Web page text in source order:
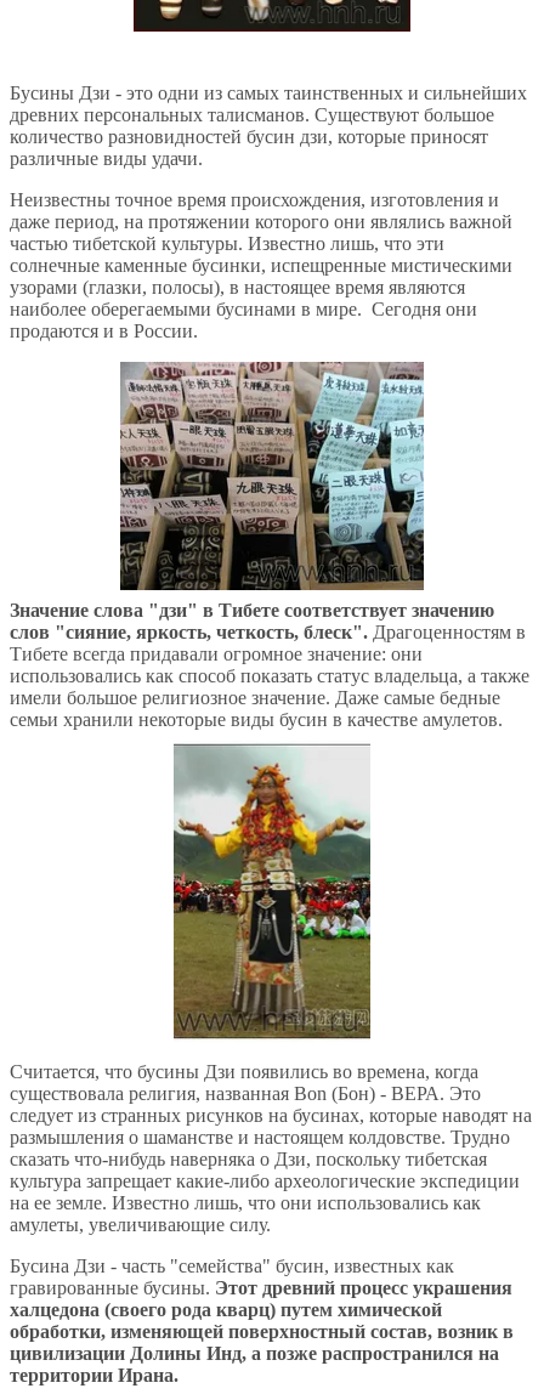
Бусины Дзи - это одни из самых таинственных и сильнейших
древних персональных талисманов. Существуют большое
количество разновидностей бусин дзи, которые приносят
различные виды удачи.
Неизвестны точное время происхождения, изготовления и
даже период, на протяжении которого они являлись важной
частью тибетской культуры. Известно лишь, что эти
солнечные каменные бусинки, испещренные мистическими
узорами (глазки, полосы), в настоящее время являются
наиболее оберегаемыми бусинами в мире. Сегодня они
продаются и в России.
Значение слова "дзи" в Тибете соответствует значению
слов "сияние, яркость, четкость, блеск". Драгоценностям в
Тибете всегда придавали огромное значение: они
использовались как способ показать статус владельца, а также
имели большое религиозное значение. Даже самые бедные
семьи хранили некоторые виды бусин в качестве амулетов.
Считается, что бусины Дзи появились во времена, когда
существовала религия, названная Bon (Бон) - ВЕРА. Это
следует из странных рисунков на бусинах, которые наводят на
размышления о шаманстве и настоящем колдовстве. Трудно
сказать что-нибудь наверняка о Дзи, поскольку тибетская
культура запрещает какие-либо археологические экспедиции
на ее земле. Известно лишь, что они использовались как
амулеты, увеличивающие силу.
Бусина Дзи - часть "семейства" бусин, известных как
гравированные бусины. Этот древний процесс украшения
халцедона (своего рода кварц) путем химической
обработки, изменяющей поверхностный состав, возник в
цивилизации Долины Инд, а позже распространился на
территории Ирана.